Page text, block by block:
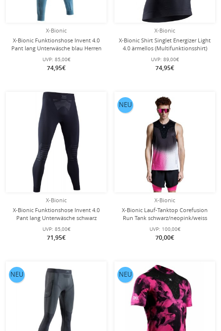
X-Bionic
X-Bionic Funktionshose Invent 4.0
Pant lang Unterwäsche blau Herren
UVP: 85,00€
74,95€
X-Bionic
X-Bionic Shirt Singlet Energizer Light
4.0 ärmellos (Multifunktionsshirt)
UVP: 89,00€
74,95€
X-Bionic
X-Bionic Funktionshose Invent 4.0
Pant lang Unterwäsche schwarz
UVP: 85,00€
71,95€
X-Bionic
X-Bionic Lauf-Tanktop Corefusion
Run Tank schwarz/neopink/weiss
UVP: 100,00€
70,00€
NEU
NEU NEU